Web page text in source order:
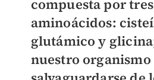
compuesta por tres
aminoácidos:
glutámico y
nuestro organismo